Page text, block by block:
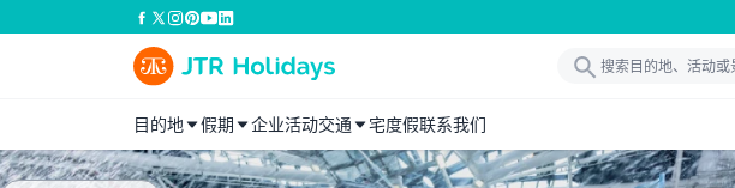
目的地 假期 企业活动交通 宅度假联系我们